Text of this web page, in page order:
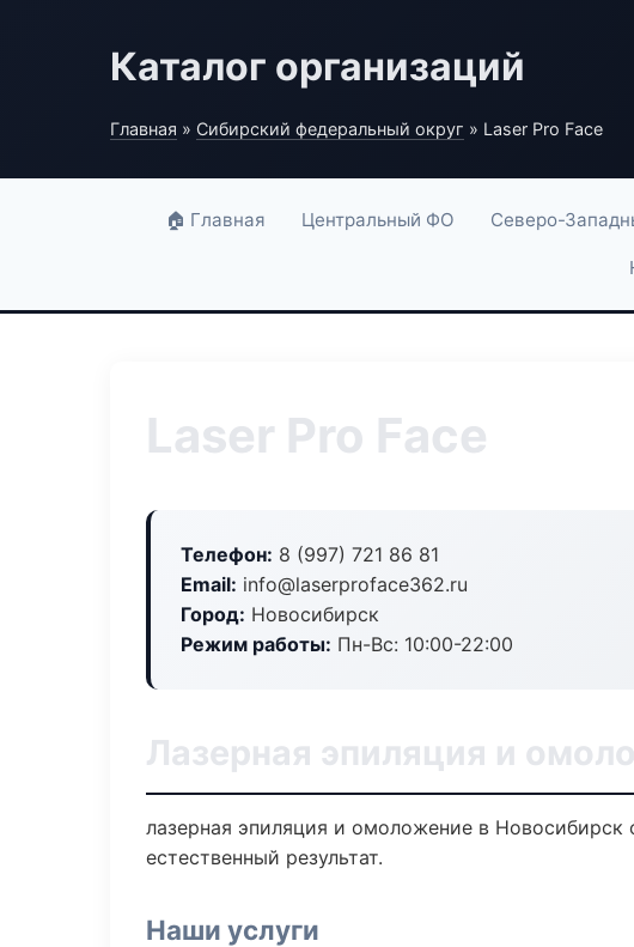
Каталог организаций
Главная » Сибирский федеральный округ » Laser Pro Face
🏠 Главная Центральный ФО Северо-
Laser Pro Face
Телефон: 8 (997) 721 86 81
Email: info@laserproface362.ru
Город: Новосибирск
Режим работы: Пн-Вс: 10:00-22:00
Лазерная эпиляция и
лазерная эпиляция и омоложение в
естественный результат.
Наши услуги